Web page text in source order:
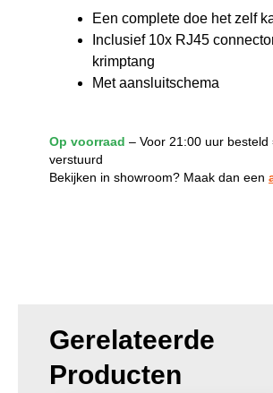
Een complete doe het zelf
Inclusief 10x RJ45
krimptang
Met aansluitschema
Op voorraad – Voor 21:00 uur besteld
verstuurd
Bekijken in showroom? Maak dan een
Gerelateerde
Producten